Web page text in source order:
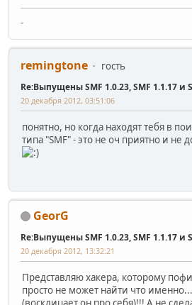
-
remingtone гость
Re:Выпущены SMF 1.0.23, SMF 1.1.17 и
20 декабря 2012, 03:51:06
понятно, но когда находят тебя в
типа "SMF" - это не оч приятно и не
GeorG
Re:Выпущены SMF 1.0.23, SMF 1.1.17 и
20 декабря 2012, 13:32:21
Представляю хакера, которому
просто не может найти что